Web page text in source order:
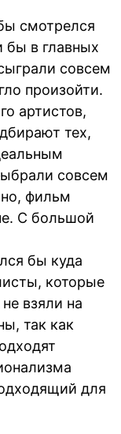
смотрелся
бы в главных
совсем
произойти.
артистов,
тех,
совсем
фильм
С большой
бы куда
которые
взяли на
так как
для